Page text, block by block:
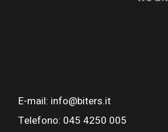
E-mail: info@biters.it
Telefono: 045 4250 005